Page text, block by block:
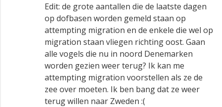
Edit: de grote aantallen die de laatste dagen
op dofbasen worden gemeld staan op
attempting migration en de enkele die wel op
migration staan vliegen richting oost. Gaan
alle vogels die nu in noord Denemarken
worden gezien weer terug? Ik kan me
attempting migration voorstellen als ze de
zee over moeten. Ik ben bang dat ze weer
terug willen naar Zweden :(